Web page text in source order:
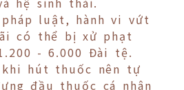
luật, hành vi vứt
có thể bị xử phạt
- 6.000 Đài tệ.
khi hút thuốc nên tự
đầu thuốc cá nhân